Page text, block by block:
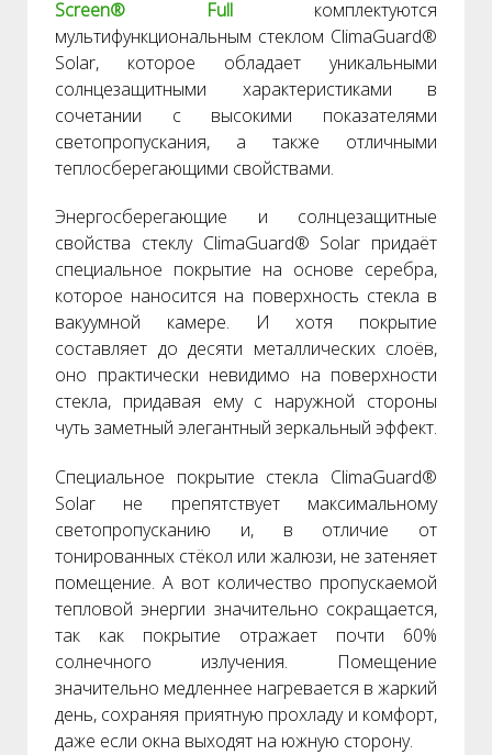
Screen® Full комплектуются
мультифункциональным стеклом ClimaGuard®
Solar, которое обладает уникальными
солнцезащитными характеристиками в
сочетании с высокими показателями
светопропускания, а также отличными
теплосберегающими свойствами.
Энергосберегающие и солнцезащитные
свойства стеклу ClimaGuard® Solar придаёт
специальное покрытие на основе серебра,
которое наносится на поверхность стекла в
вакуумной камере. И хотя покрытие
составляет до десяти металлических слоёв,
оно практически невидимо на поверхности
стекла, придавая ему с наружной стороны
чуть заметный элегантный зеркальный эффект.
Специальное покрытие стекла ClimaGuard®
Solar не препятствует максимальному
светопропусканию и, в отличие от
тонированных стёкол или жалюзи, не затеняет
помещение. А вот количество пропускаемой
тепловой энергии значительно сокращается,
так как покрытие отражает почти 60%
солнечного излучения. Помещение
значительно медленнее нагревается в жаркий
день, сохраняя приятную прохладу и комфорт,
даже если окна выходят на южную сторону.